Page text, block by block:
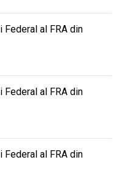
Federal al FRA din
Federal al FRA din
Federal al FRA din